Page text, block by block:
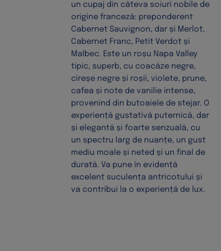
un cupaj din câteva soiuri nobile de
origine franceză: preponderent
Cabernet Sauvignon, dar și Merlot,
Cabernet Franc, Petit Verdot și
Malbec. Este un roșu Napa Valley
tipic, superb, cu coacăze negre,
cireșe negre și roșii, violete, prune,
cafea și note de vanilie intense,
provenind din butoaiele de stejar. O
experiență gustativă puternică, dar
și elegantă și foarte senzuală, cu
un spectru larg de nuanțe, un gust
mediu moale și neted și un final de
durată. Va pune în evidență
excelent suculența antricotului și
va contribui la o experiență de lux.